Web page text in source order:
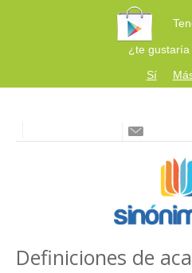
¿te gustaría
Sí
Definiciones de